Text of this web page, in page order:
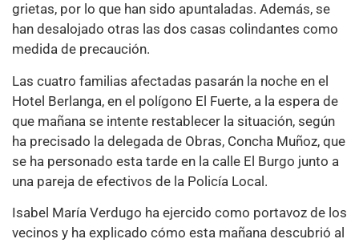
grietas, por lo que han sido apuntaladas. Además, se
han desalojado otras las dos casas colindantes como
medida de precaución.
Las cuatro familias afectadas pasarán la noche en el
Hotel Berlanga, en el polígono El Fuerte, a la espera de
que mañana se intente restablecer la situación, según
ha precisado la delegada de Obras, Concha Muñoz, que
se ha personado esta tarde en la calle El Burgo junto a
una pareja de efectivos de la Policía Local.
Isabel María Verdugo ha ejercido como portavoz de los
vecinos y ha explicado cómo esta mañana descubrió al